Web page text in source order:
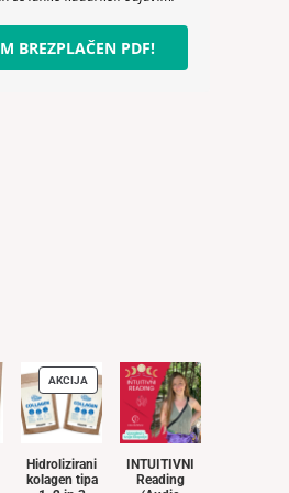
BREZPLAČEN PDF!
AKCIJAIZDELKI
V
AKCIJI
Hidrolizirani
kolagen tipa
INTUITIVNI
Reading